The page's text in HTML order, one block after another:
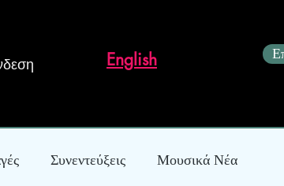
English
Συνεντεύξεις Μουσικά Νέα